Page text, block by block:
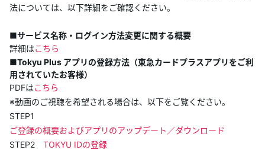
法については、以下詳細をご確認ください。
■サービス名称・ログイン方法変更に関する概要
詳細はこちら
■Tokyu Plus アプリの登録方法（東急カードプラスアプリをご利
用されていたお客様）
PDFはこちら
※動画のご視聴を希望される場合は、以下をご覧ください。
STEP1
ご登録の概要およびアプリのアップデート／ダウンロード
STEP2 TOKYU IDの登録